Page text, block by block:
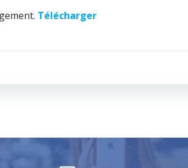
Télécharger